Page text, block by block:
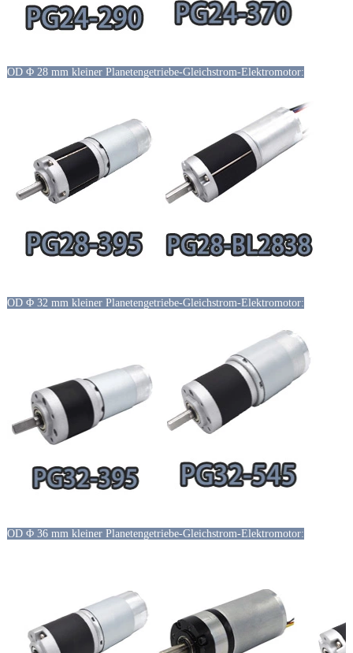
OD Φ 28 mm kleiner Planetengetriebe-Gleichstrom-Elektromotor:
OD Φ 32 mm kleiner Planetengetriebe-Gleichstrom-Elektromotor:
OD Φ 36 mm kleiner Planetengetriebe-Gleichstrom-Elektromotor: